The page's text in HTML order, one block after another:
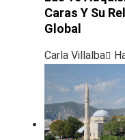
Caras Y Su
Global
Carla Villalba